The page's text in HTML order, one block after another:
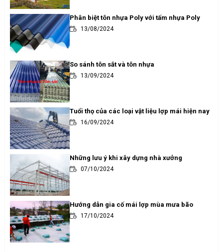
Phân biệt tôn nhựa Poly với tấm nhựa Poly
13/08/2024
So sánh tôn sắt và tôn nhựa
13/09/2024
Tuổi thọ của các loại vật liệu lợp mái hiện nay
16/09/2024
Những lưu ý khi xây dựng nhà xưởng
07/10/2024
Hướng dẫn gia cố mái lợp mùa mưa bão
17/10/2024